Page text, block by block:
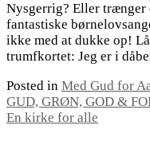
Nysgerrig? Eller trænger
fantastiske
ikke med at dukke op!
trumfkortet: Jeg er i
Posted in Med Gud for
GUD, GRØN, GOD &
En kirke for alle